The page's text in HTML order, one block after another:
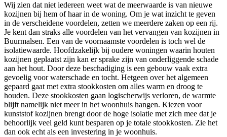
Wij zien dat niet iedereen weet wat de meerwaarde is van nieuwe
kozijnen bij hem of haar in de woning. Om je wat inzicht te geven
in de verscheidene voordelen, zetten we meerdere zaken op een rij.
Je kent dan straks alle voordelen van het vervangen van kozijnen in
Buurmalsen. Een van de voornaamste voordelen is toch wel de
isolatiewaarde. Hoofdzakelijk bij oudere woningen waarin houten
kozijnen geplaatst zijn kan er sprake zijn van onderliggende schade
aan het hout. Door deze beschadiging is een gebouw vaak extra
gevoelig voor waterschade en tocht. Hetgeen over het algemeen
gepaard gaat met extra stookkosten om alles warm en droog te
houden. Deze stookkosten gaan logischerwijs verloren, de warmte
blijft namelijk niet meer in het woonhuis hangen. Kiezen voor
kunststof kozijnen brengt door de hoge isolatie met zich mee dat je
behoorlijk veel geld kunt besparen op je totale stookkosten. Zie het
dan ook echt als een investering in je woonhuis.